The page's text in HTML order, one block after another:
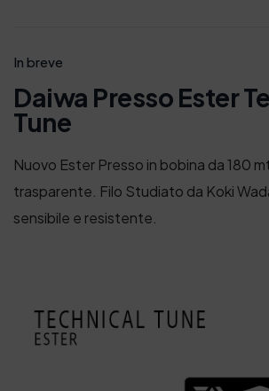
In breve
Daiwa Presso Ester
Tune
Nuovo Ester Presso in bobina da 180
trasparente. Filo Studiato da Koki
sensibile e resistente.